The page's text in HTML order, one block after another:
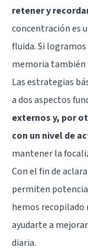
retener y
concentración es
fluida. Si
memoria también
Las estrategias
a dos aspectos
externos y, por
con un nivel de
mantener la
Con el fin de
permiten
hemos recopilado
ayudarte a
diaria.